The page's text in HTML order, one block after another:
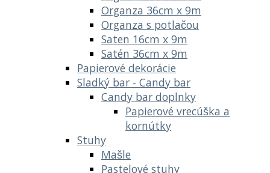
Organza 36cm x 9m
Organza s potlačou
Saten 16cm x 9m
Satén 36cm x 9m
Papierové dekorácie
Sladký bar - Candy bar
Candy bar doplnky
Papierové vrecúška a
kornútky
Stuhy
Mašle
Pastelové stuhy